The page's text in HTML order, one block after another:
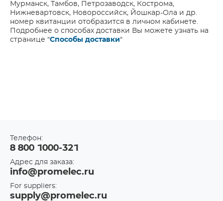
Мурманск, Тамбов, Петрозаводск, Кострома,
Нижневартовск, Новороссийск, Йошкар-Ола и др.
номер квитанции отобразится в личном кабинете.
Подробнее о способах доставки Вы можете узнать на
странице "Способы доставки"
Телефон:
8 800 1000-321
Адрес для заказа:
info@promelec.ru
For suppliers:
supply@promelec.ru